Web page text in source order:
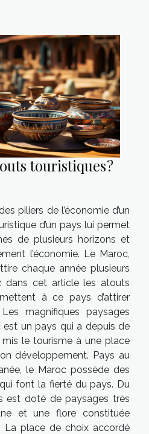
touristiques ?
piliers de l’économie d’un
d’un pays lui permet
de plusieurs horizons et
l’économie. Le Maroc,
chaque année plusieurs
dans cet article les atouts
à ce pays d’attirer
magnifiques paysages
un pays qui a depuis de
le tourisme à une place
développement. Pays au
le Maroc possède des
font la fierté du pays. Du
est doté de paysages très
et une flore constituée
La place de choix accordé